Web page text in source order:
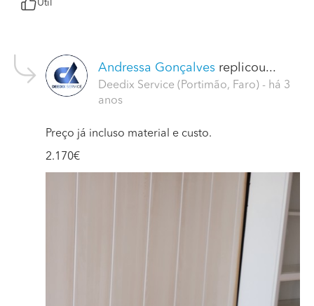
Útil
Andressa Gonçalves replicou...
Deedix Service (Portimão, Faro) - há 3
anos
Preço já incluso material e custo.
2.170€